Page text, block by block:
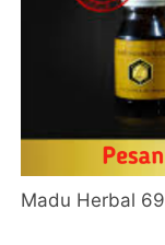
Madu Herbal 69